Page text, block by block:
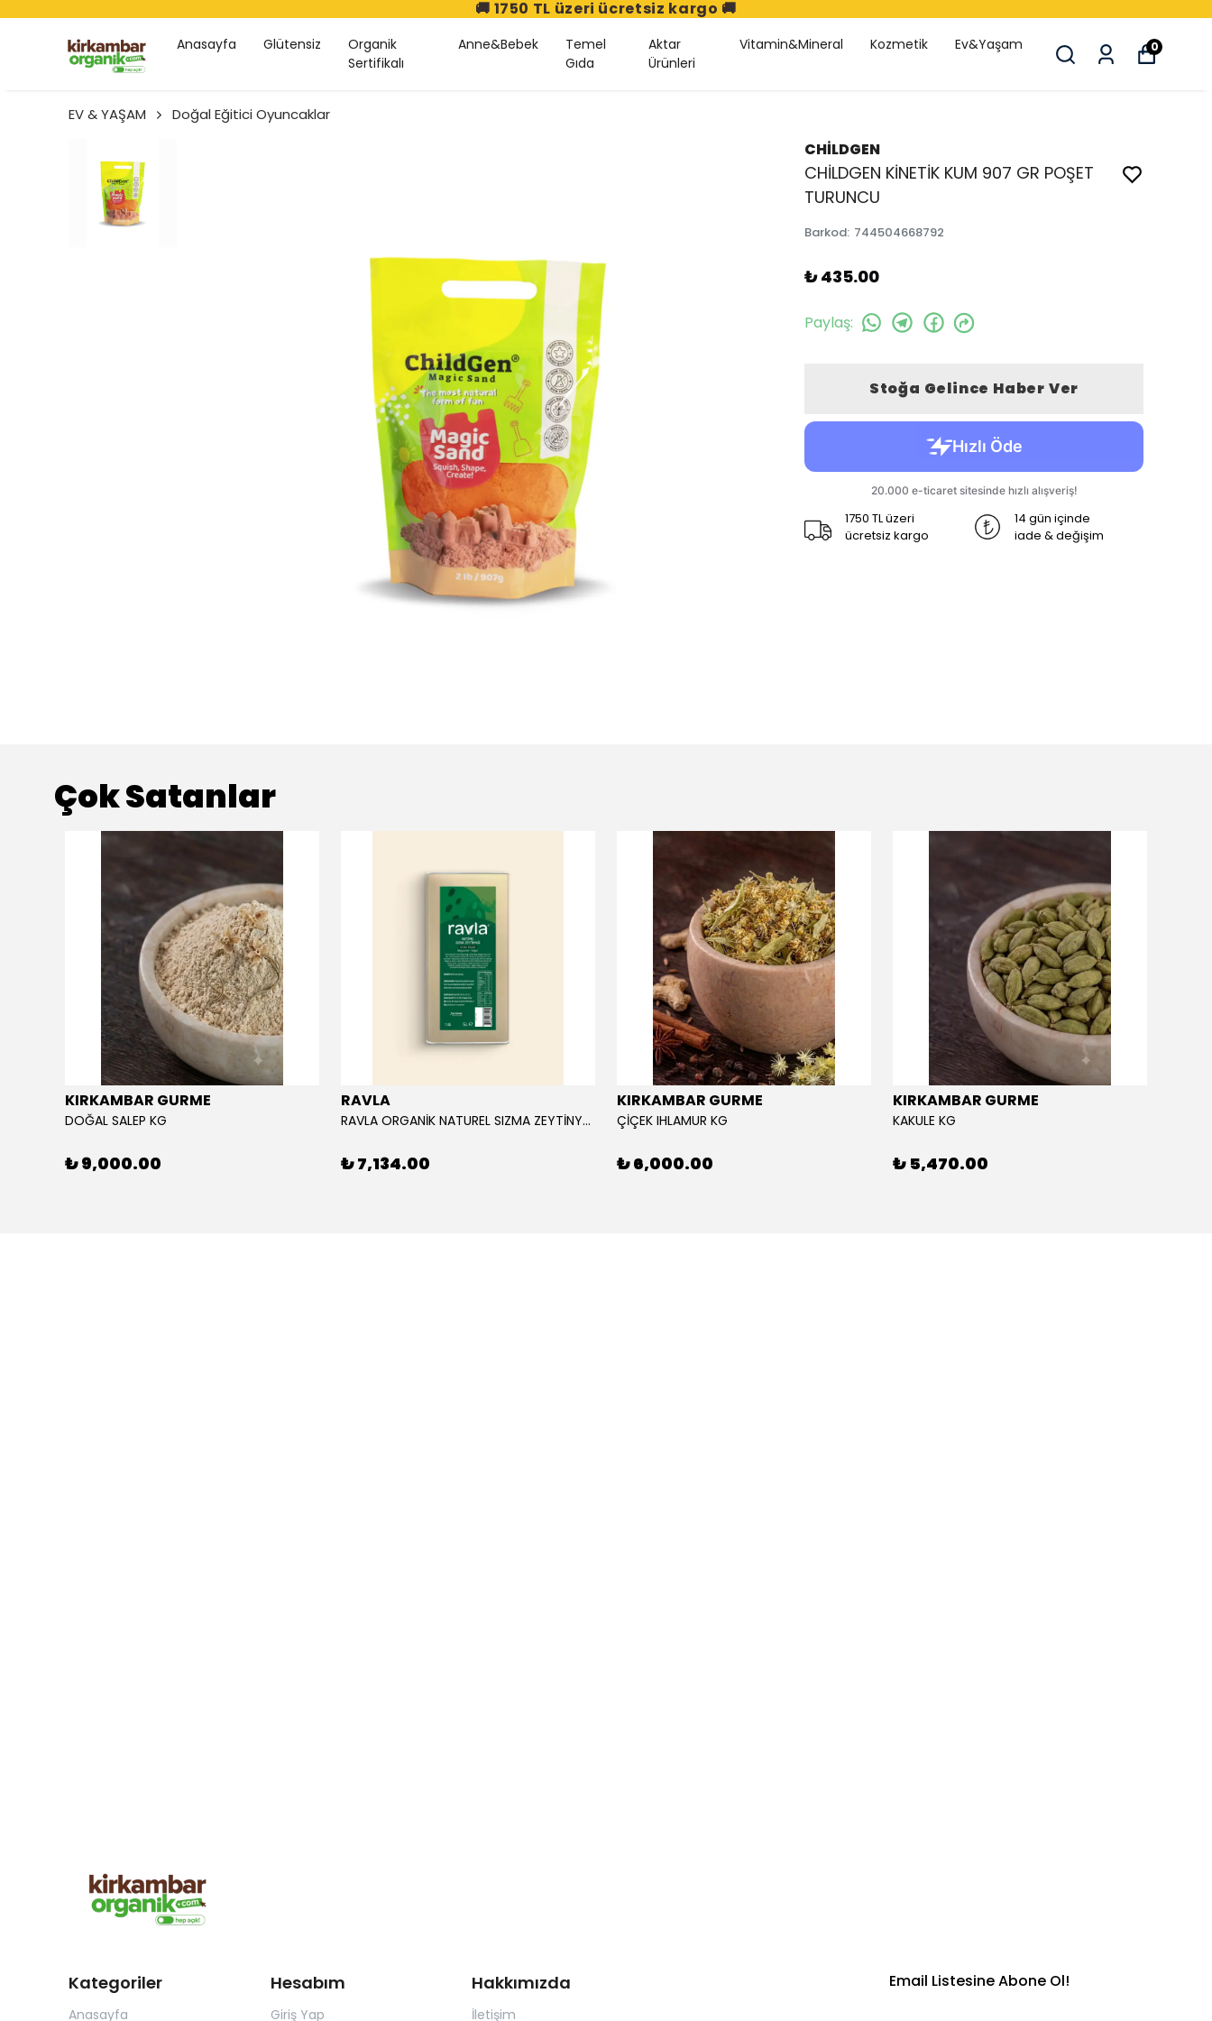
🚚 1750 TL üzeri ücretsiz kargo 🚚
Anasayfa Glütensiz
Organik
Sertifikalı
Anne&Bebek
Temel
Gıda
Aktar
Ürünleri
Vitamin&Mineral Kozmetik Ev&Yaşam 0
EV & YAŞAM Doğal Eğitici Oyuncaklar
CHİLDGEN
CHİLDGEN KİNETİK KUM 907 GR POŞET
TURUNCU
Barkod: 744504668792
₺ 435.00
Paylaş:
Stoğa Gelince Haber Ver
1750 TL üzeri
ücretsiz kargo
14 gün içinde
iade & değişim
Çok Satanlar
KIRKAMBAR GURME
DOĞAL SALEP KG
₺ 9,000.00
RAVLA
RAVLA ORGANİK NATUREL SIZMA ZEYTİNYAĞI 5L
₺ 7,134.00
KIRKAMBAR GURME
ÇİÇEK IHLAMUR KG
₺ 6,000.00
KIRKAMBAR GURME
KAKULE KG
₺ 5,470.00
Kategoriler
Anasayfa
Hesabım
Giriş Yap
Hakkımızda
İletişim
Email Listesine Abone Ol!